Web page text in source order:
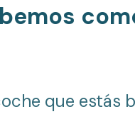
que estás